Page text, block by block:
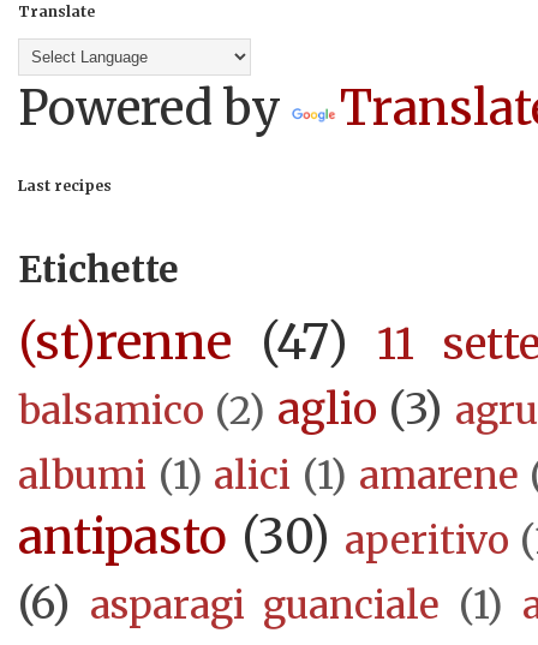
Translate
Powered by
Last recipes
Etichette
(st)renne (47) 11
balsamico (2) aglio (3)
albumi (1) alici (1) amarene
antipasto (30) aperitivo
(6) asparagi guanciale (1)